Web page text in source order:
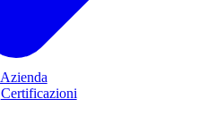
Azienda
Certificazioni